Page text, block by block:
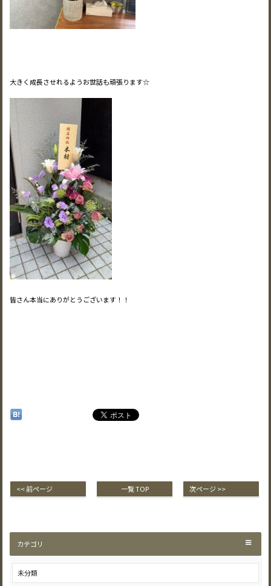
大きく成長させれるようお世話も頑張ります☆
皆さん本当にありがとうございます！！
<< 前ページ 一覧 TOP 次ページ >>
カテゴリ
未分類